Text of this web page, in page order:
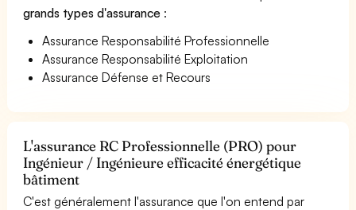
grands types d'assurance :
Assurance Responsabilité Professionnelle
Assurance Responsabilité Exploitation
Assurance Défense et Recours
L'assurance RC Professionnelle (PRO) pour
Ingénieur / Ingénieure efficacité énergétique
bâtiment
C'est généralement l'assurance que l'on entend par